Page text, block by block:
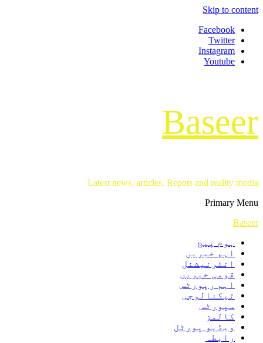
Skip to content
Facebook
Twitter
Instagram
Youtube
Baseer
Latest news, articles, Repots and reality media
Primary Menu
Baseer
ہوم پیج
اہم خبریں
انٹرنیشنل
قومی خبریں
اہم رپورٹس
ٹیکنالوجی
سپورٹس
کالمز
ویڈیو پورٹل
رابطہ